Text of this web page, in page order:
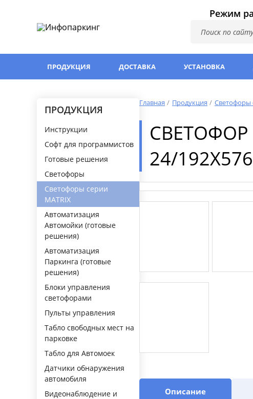
Режим
ПРОДУКЦИЯ ДОСТАВКА УСТАНОВКА
ПРОДУКЦИЯ
Инструкции
Софт для программистов
Готовые решения
Светофоры
Светофоры серии
MATRIX
Автоматизация
Автомойки (готовые
решения)
Автоматизация
Паркинга (готовые
решения)
Блоки управления
светофорами
Пульты управления
Табло свободных мест на
парковке
Табло для Автомоек
Датчики обнаружения
автомобиля
Видеонаблюдение и
Главная Продукция Светофоры
СВЕТОФОР
24/
Описание